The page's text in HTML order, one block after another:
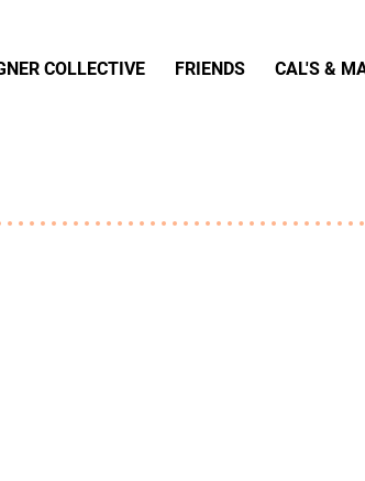
COLLECTIVE FRIENDS CAL'S &